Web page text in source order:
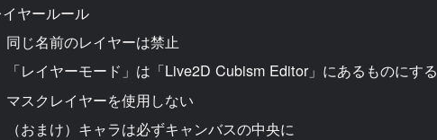
イヤールール
同じ名前のレイヤーは禁止
「レイヤーモード」は「Live2D Cubism Editor」にあるものにする
マスクレイヤーを使用しない
（おまけ）キャラは必ずキャンバスの中央に